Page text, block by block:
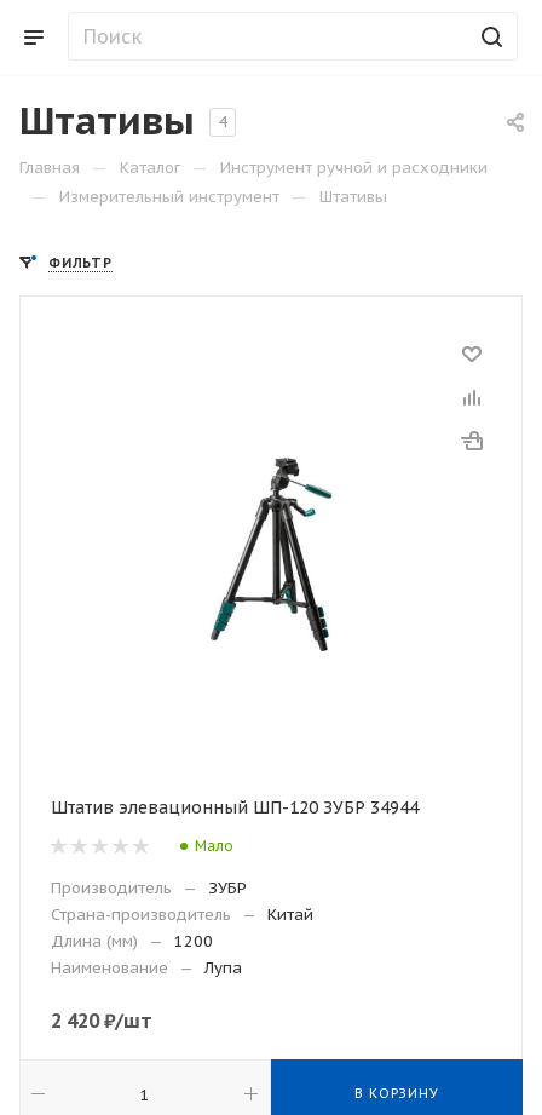
Штативы 4
Главная — Каталог — Инструмент ручной и расходники
— Измерительный инструмент — Штативы
ФИЛЬТР
Штатив элевационный ШП-120 ЗУБР 34944
Мало
Производитель —
ЗУБР
Страна-производитель
—
Китай
Длина (мм)
—
1200
Наименование
— Лупа
2 420₽/шт
В КОРЗИНУ